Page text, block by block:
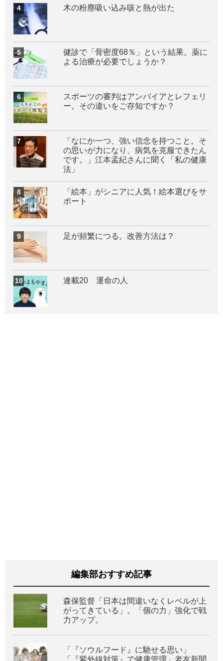
木の粉塵吸い込み咳と熱が出た
健診で「骨密度68％」という結果。薬に
よる治療が必要でしょうか？
スポーツの審判はアンパイアとレフェリ
ー。その違いをご存知ですか？
「なにか一つ、強い信念を持つこと。そ
の思いが力になり、病気を克服できたん
です。」江本孟紀さんに聞く「私の健康
法」
「絵本」がシニアに人気！絵本選びをサ
ポート
足が頻繁につる。改善方法は？
連載20 運命の人
編集部おすすめ記事
森保監督「日本は間違いなくレベルが上
がってきている」。「個の力」強化で戦
力アップ。
「『ソウルフード』に馳せる思い」